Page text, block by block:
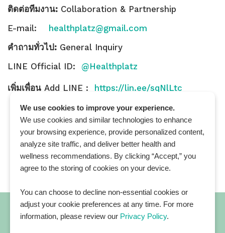
ติดต่อทีมงาน: Collaboration & Partnership
E-mail: healthplatz@gmail.com
คำถามทั่วไป: General Inquiry
LINE Official ID: @Healthplatz
เพิ่มเพื่อน Add LINE : https://lin.ee/sqNlLtc
We use cookies to improve your experience.
We use cookies and similar technologies to enhance
your browsing experience, provide personalized content,
analyze site traffic, and deliver better health and
wellness recommendations. By clicking “Accept,” you
agree to the storing of cookies on your device.
You can choose to decline non-essential cookies or
adjust your cookie preferences at any time. For more
information, please review our Privacy Policy.